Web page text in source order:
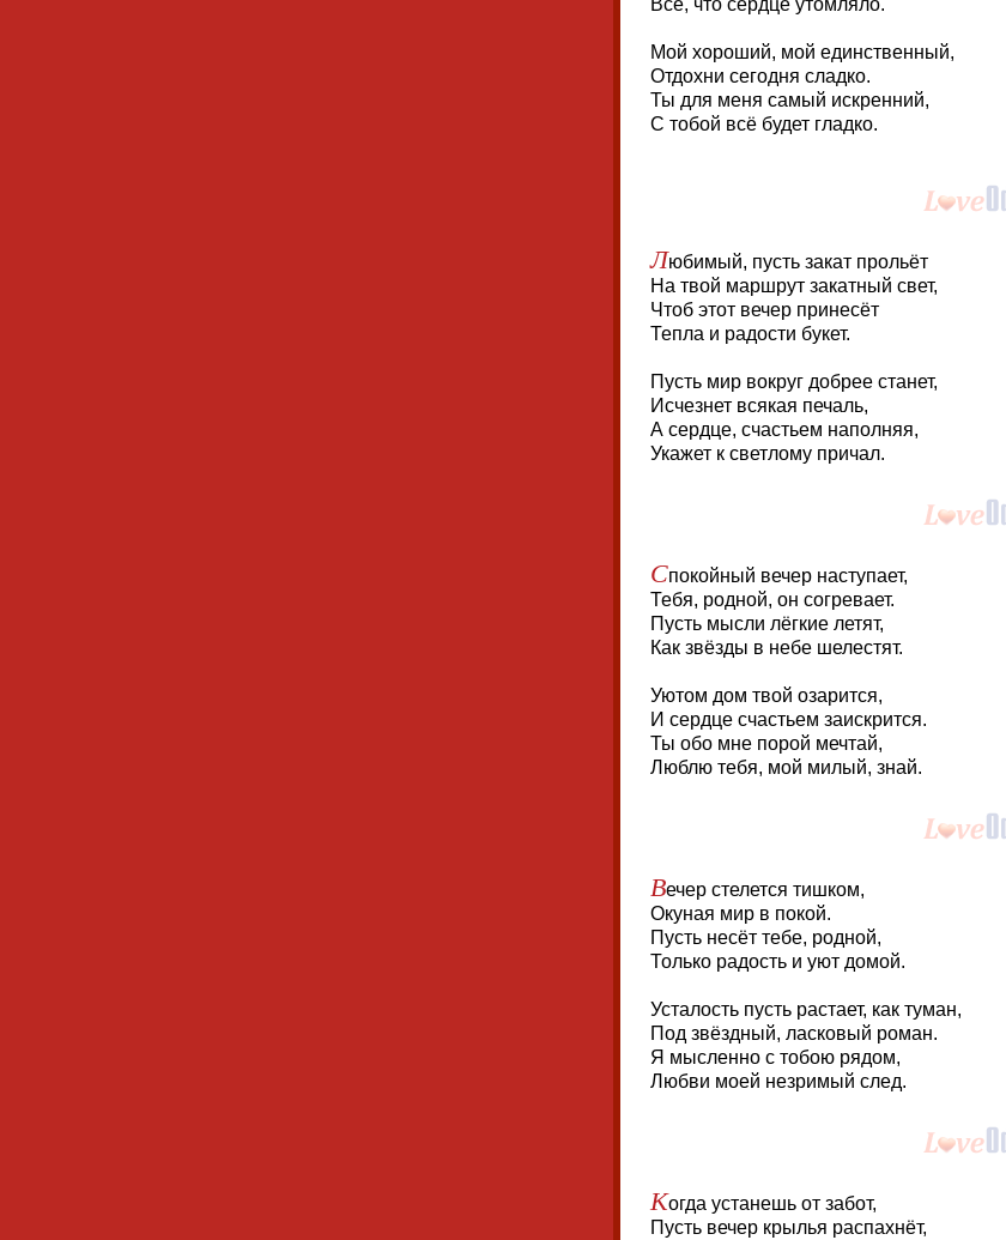
Всё, что сердце утомляло.
Мой хороший, мой единственный,
Отдохни сегодня сладко.
Ты для меня самый искренний,
С тобой всё будет гладко.
Любимый, пусть закат прольёт
На твой маршрут закатный свет,
Чтоб этот вечер принесёт
Тепла и радости букет.
Пусть мир вокруг добрее станет,
Исчезнет всякая печаль,
А сердце, счастьем наполняя,
Укажет к светлому причал.
Спокойный вечер наступает,
Тебя, родной, он согревает.
Пусть мысли лёгкие летят,
Как звёзды в небе шелестят.
Уютом дом твой озарится,
И сердце счастьем заискрится.
Ты обо мне порой мечтай,
Люблю тебя, мой милый, знай.
Вечер стелется тишком,
Окуная мир в покой.
Пусть несёт тебе, родной,
Только радость и уют домой.
Усталость пусть растает, как туман,
Под звёздный, ласковый роман.
Я мысленно с тобою рядом,
Любви моей незримый след.
Когда устанешь от забот,
Пусть вечер крылья распахнёт,